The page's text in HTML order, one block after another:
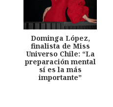
Dominga López,
finalista de Miss
Universo Chile: “La
preparación mental
sí es la más
importante”